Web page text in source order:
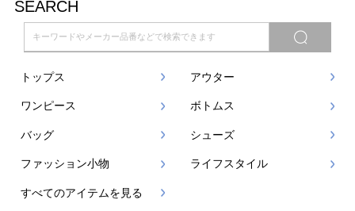
SEARCH
トップス アウター
ワンピース ボトムス
バッグ シューズ
ファッション小物 ライフスタイル
すべてのアイテムを見る